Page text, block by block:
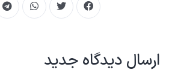
ارسال دیدگاه جدید